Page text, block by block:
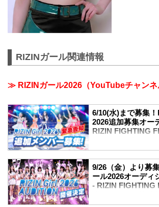
RIZINガール関連情報
≫ RIZINガール2026（YouTubeチャンネ
6/10(水)まで募集
2026追加募集オー
RIZIN FIGHTING
2026を追加募集する
した。追加オーディ
月3日（水）〜6月10
RIZINガール2026と
9/26（金）より募
ール2026オーディ
- RIZIN FIGHTING